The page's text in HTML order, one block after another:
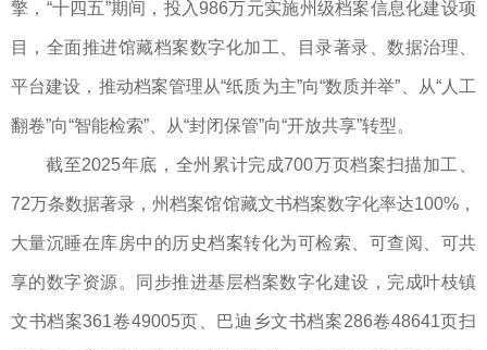
擎，“十四五”期间，投入986万元实施州级档案信息化建设项
目，全面推进馆藏档案数字化加工、目录著录、数据治理、
平台建设，推动档案管理从“纸质为主”向“数质并举”、从“人工
翻卷”向“智能检索”、从“封闭保管”向“开放共享”转型。
截至2025年底，全州累计完成700万页档案扫描加工、
72万条数据著录，州档案馆馆藏文书档案数字化率达100%，
大量沉睡在库房中的历史档案转化为可检索、可查阅、可共
享的数字资源。同步推进基层档案数字化建设，完成叶枝镇
文书档案361卷49005页、巴迪乡文书档案286卷48641页扫